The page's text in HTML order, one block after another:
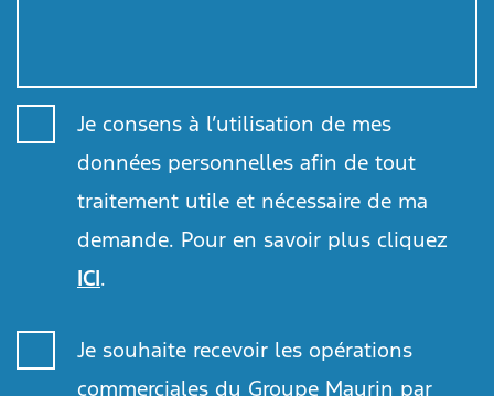
Je consens à l’utilisation de mes
données personnelles afin de tout
traitement utile et nécessaire de ma
demande. Pour en savoir plus cliquez
ICI.
Je souhaite recevoir les opérations
commerciales du Groupe Maurin par